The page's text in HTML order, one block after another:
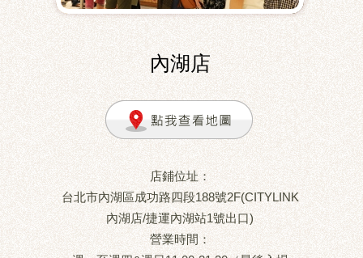
內湖店
店鋪位址：
台北市內湖區成功路四段188號2F(CITYLINK
內湖店/捷運內湖站1號出口)
營業時間：